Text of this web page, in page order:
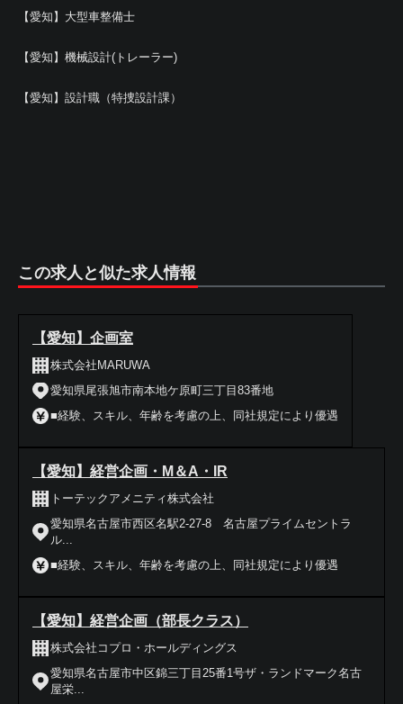
【愛知】大型車整備士
【愛知】機械設計(トレーラー)
【愛知】設計職（特捜設計課）
この求人と似た求人情報
【愛知】企画室
株式会社MARUWA
愛知県尾張旭市南本地ケ原町三丁目83番地
■経験、スキル、年齢を考慮の上、同社規定により優遇
【愛知】経営企画・M＆A・IR
トーテックアメニティ株式会社
愛知県名古屋市西区名駅2-27-8 名古屋プライムセントラ
ル...
■経験、スキル、年齢を考慮の上、同社規定により優遇
【愛知】経営企画（部長クラス）
株式会社コプロ・ホールディングス
愛知県名古屋市中区錦三丁目25番1号ザ・ランドマーク名古
屋栄...